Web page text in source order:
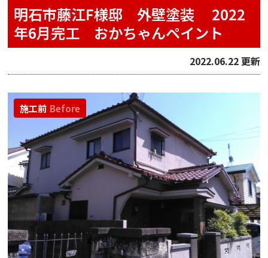
明石市藤江F様邸 外壁塗装 2022
年6月完工 おかちゃんペイント
2022.06.22 更新
施工前 Before